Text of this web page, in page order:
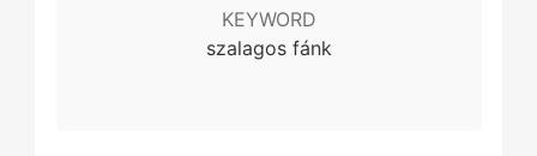
KEYWORD
szalagos fánk